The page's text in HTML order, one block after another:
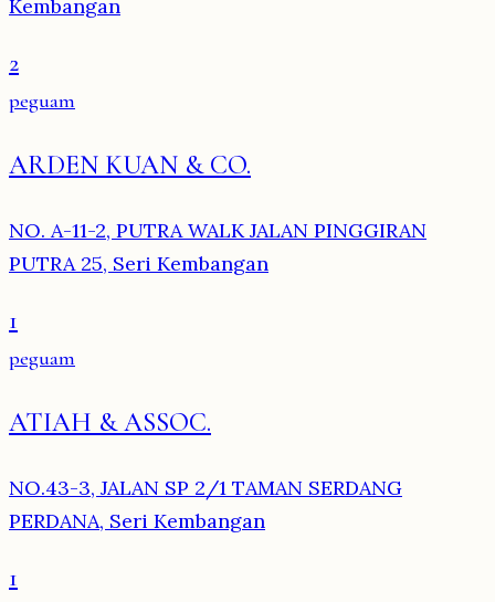
Kembangan
2
peguam
ARDEN KUAN & CO.
NO. A-11-2, PUTRA WALK JALAN PINGGIRAN
PUTRA 25, Seri Kembangan
1
peguam
ATIAH & ASSOC.
NO.43-3, JALAN SP 2/1 TAMAN SERDANG
PERDANA, Seri Kembangan
1